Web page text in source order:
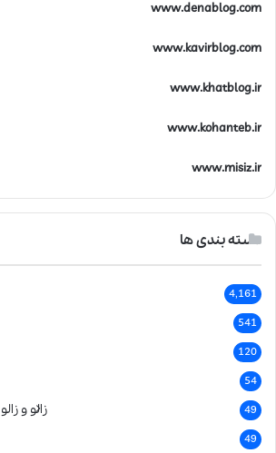
www.denablog.com
www.kavirblog.com
www.khatblog.ir
www.kohanteb.ir
www.misiz.ir
دسته بندی ها
4,161
541
120
54
زالو و 49
49